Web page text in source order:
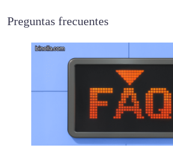
Preguntas frecuentes